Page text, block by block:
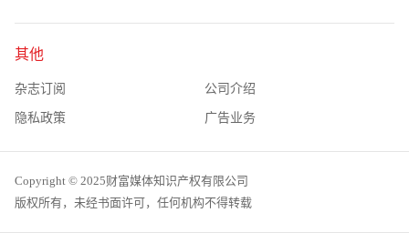
其他
杂志订阅 公司介绍
隐私政策 广告业务
Copyright © 2025财富媒体知识产权有限公司
版权所有，未经书面许可，任何机构不得转载